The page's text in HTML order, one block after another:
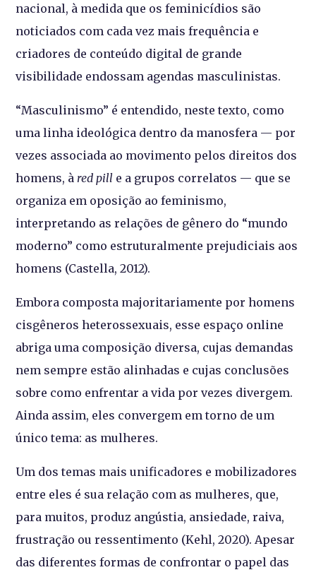
nacional, à medida que os feminicídios são
noticiados com cada vez mais frequência e
criadores de conteúdo digital de grande
visibilidade endossam agendas masculinistas.
“Masculinismo” é entendido, neste texto, como
uma linha ideológica dentro da manosfera — por
vezes associada ao movimento pelos direitos dos
homens, à red pill e a grupos correlatos — que se
organiza em oposição ao feminismo,
interpretando as relações de gênero do “mundo
moderno” como estruturalmente prejudiciais aos
homens (Castella, 2012).
Embora composta majoritariamente por homens
cisgêneros heterossexuais, esse espaço online
abriga uma composição diversa, cujas demandas
nem sempre estão alinhadas e cujas conclusões
sobre como enfrentar a vida por vezes divergem.
Ainda assim, eles convergem em torno de um
único tema: as mulheres.
Um dos temas mais unificadores e mobilizadores
entre eles é sua relação com as mulheres, que,
para muitos, produz angústia, ansiedade, raiva,
frustração ou ressentimento (Kehl, 2020). Apesar
das diferentes formas de confrontar o papel das